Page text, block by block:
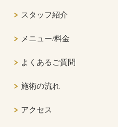
スタッフ紹介
メニュー/料金
よくあるご質問
施術の流れ
アクセス